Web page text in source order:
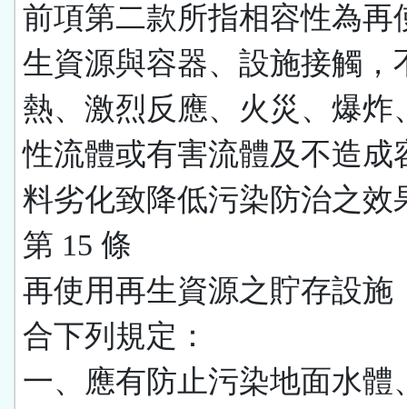
前項第二款所指相容性為再
生資源與容器、設施接觸，
熱、激烈反應、火災、爆炸
性流體或有害流體及不造成
料劣化致降低污染防治之效
第 15 條
再使用再生資源之貯存設施
合下列規定：
一、應有防止污染地面水體